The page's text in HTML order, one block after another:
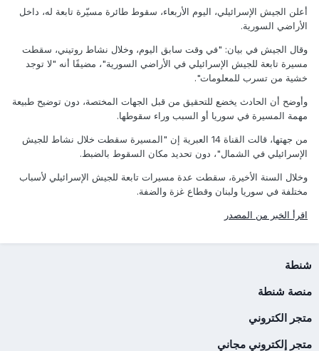
أعلن الجيش الإسرائيلي، اليوم الأربعاء، سقوط طائرة مسيّرة تابعة له، داخل
الأراضي السورية.
وقال الجيش في بيان: "في وقت سابق اليوم، وخلال نشاط روتيني، سقطت
مسيرة تابعة للجيش الإسرائيلي في الأراضي السورية"، مضيفًا أنه "لا توجد
خشية من تسرب للمعلومات".
وأوضح أن الحادث يخضع للتحقيق من قبل الجهات المختصة، دون توضيح طبيعة
مهمة المسيرة في سوريا أو السبب وراء سقوطها.
من جهتها، قالت القناة 14 العبرية إن "المسيرة سقطت خلال نشاط للجيش
الإسرائيلي في الشمال"، دون تحديد مكان السقوط بالضبط.
وخلال السنة الأخيرة، سقطت عدة مسيرات تابعة للجيش الإسرائيلي لأسباب
مختلفة في سوريا ولبنان وقطاع غزة والضفة.
اقرأ الخبر من المصدر
شنطة
منصة شنطة
متجر الكتروني
متجر إلكتروني مجاني